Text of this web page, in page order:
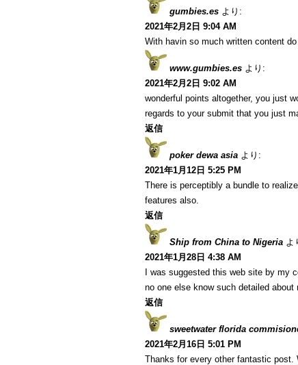
gumbies.es より:
2021年2月2日 9:04 AM
With havin so much written content
www.gumbies.es より:
2021年2月2日 9:02 AM
wonderful points altogether, you just
regards to your submit that you just
返信
poker dewa asia より:
2021年1月12日 5:25 PM
There is perceptibly a bundle to
features also.
返信
Ship from China to Nigeria よ
2021年1月28日 4:38 AM
I was suggested this web site by my
no one else know such detailed
返信
sweetwater florida
2021年2月16日 5:01 PM
Thanks for every other fantastic